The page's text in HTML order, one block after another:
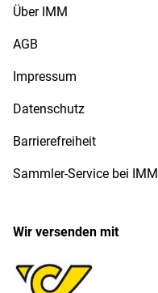
Über IMM
AGB
Impressum
Datenschutz
Barrierefreiheit
Sammler-Service bei IMM
Wir versenden mit